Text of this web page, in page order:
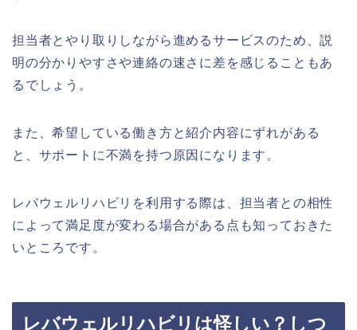
担当者とやり取りしながら進めるサービスのため、説
明の分かりやすさや連絡の速さに差を感じることもあ
るでしょう。
また、希望している働き方と紹介内容にずれがある
と、サポートに不満を持つ原因になります。
レバウェルリハビリを利用する際は、担当者との相性
によって満足度が変わる場合がある点も知っておきた
いところです。
レバウェルリハビリは怪しい？しつ